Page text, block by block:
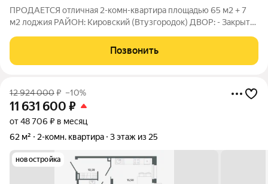
ПРОДАЕТСЯ отличная 2-комн-квартира площадью 65 м2 + 7
м2 лоджия РАЙОН: Кировский (Втузгородок) ДВОР: - Закрытая
площадки, много парковочных мест. ДОМ: - 2015 г. постройки,
материал стен монолит.
Позвонить
12 924 000₽ –10%
11 631 600 ₽
от 48 706 ₽ в месяц
62 м²
2-комн. квартира 3 этаж из 25
новостройка